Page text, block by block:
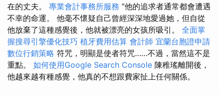
在的丈夫。 專業會計事務所服務 ”他的追求者通常都會遭遇
不幸的命運。 他毫不懷疑自己曾經深深地愛過她，但自從
他放棄了這種感覺後，他就被漂亮的女孩所吸引。 全面掌
握搜尋引擎優化技巧 植牙費用估算 會計師 宜蘭台胞證申請
數位行銷策略 符咒，明顯是使者符咒……不過，當然這不是
重點。 如何使用Google Search Console 陳稚瑤離開後，
他越來越有種感覺，他真的不想跟費家扯上任何關係。